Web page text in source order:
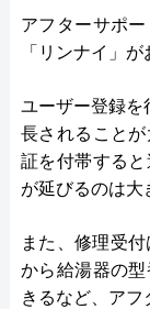
アフターサポ
「リンナイ」が
ユーザー登録を
長されること
証を付帯する
が延びるのは大
また、修理受
から給湯器の
きるなど、アフ